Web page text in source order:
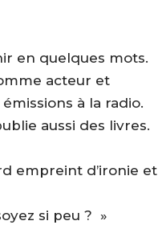
en quelques mots.
acteur et
à la radio.
aussi des livres.
empreint d’ironie et
si peu ? »